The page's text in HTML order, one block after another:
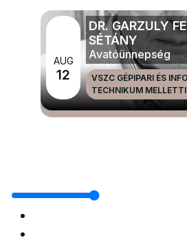
AUG
12
DR. GARZULY
SÉTÁNY
Avatóünnepség
VSZC GÉPIPARI ÉS
TECHNIKUM
MÉG TÖBB